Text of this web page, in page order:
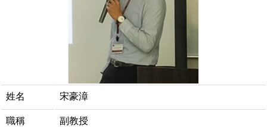
姓名 宋豪漳
職稱 副教授